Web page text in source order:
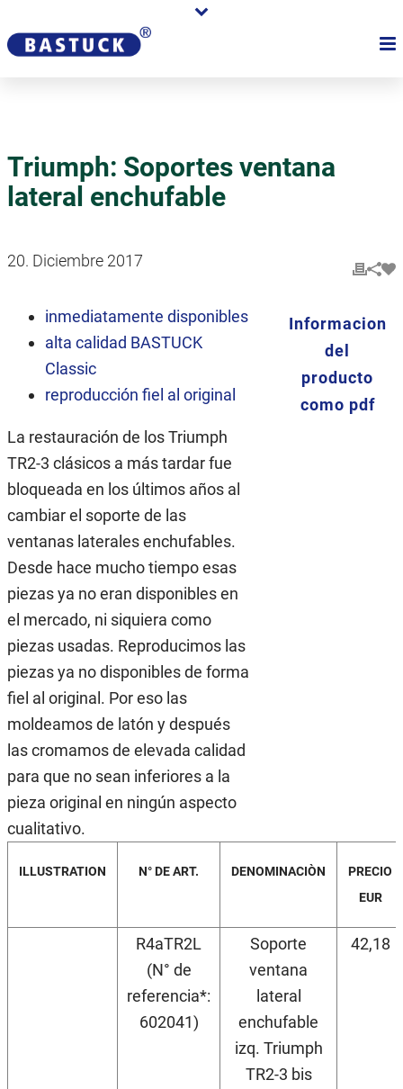
Triumph: Soportes ventana
lateral enchufable
20. Diciembre 2017
inmediatamente disponibles
alta calidad BASTUCK
Classic
reproducción fiel al original
La restauración de los Triumph
TR2-3 clásicos a más tardar fue
bloqueada en los últimos años al
cambiar el soporte de las
ventanas laterales enchufables.
Desde hace mucho tiempo esas
piezas ya no eran disponibles en
el mercado, ni siquiera como
piezas usadas. Reproducimos las
piezas ya no disponibles de forma
fiel al original. Por eso las
moldeamos de latón y después
las cromamos de elevada calidad
para que no sean inferiores a la
pieza original en ningún aspecto
cualitativo.
ILLUSTRATION N° DE ART. DENOMINACIÒN
PRECIO
EUR
R4aTR2L
(N° de
referencia*:
602041)
Soporte
ventana
lateral
enchufable
izq. Triumph
TR2-3 bis
42,18
Informacion
del
producto
como pdf